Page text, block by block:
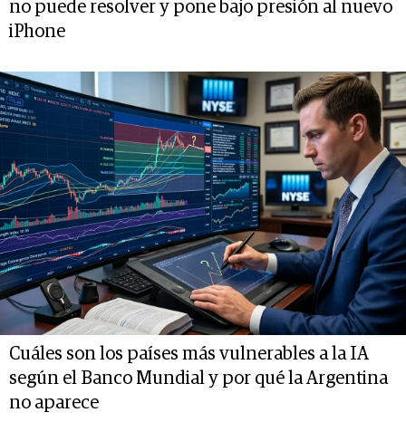
no puede resolver y pone bajo presión al nuevo
iPhone
Cuáles son los países más vulnerables a la IA
según el Banco Mundial y por qué la Argentina
no aparece